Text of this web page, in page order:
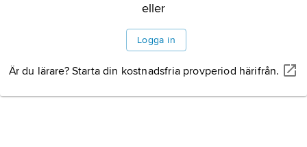
eller
Logga in
Är du lärare? Starta din kostnadsfria provperiod härifrån.